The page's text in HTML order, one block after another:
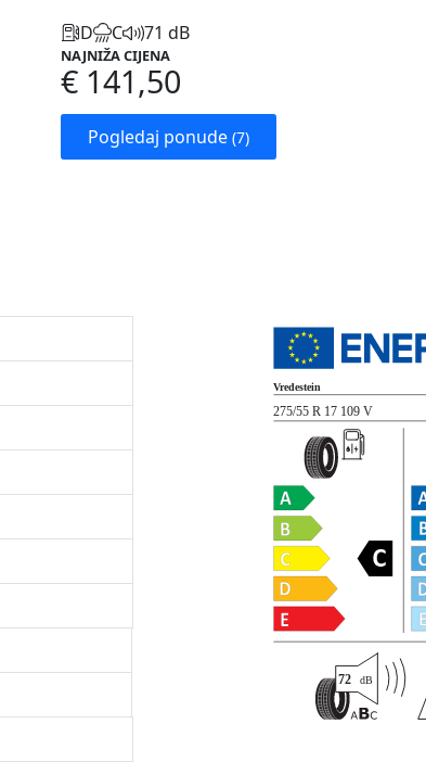
D C 71 dB
NAJNIŽA CIJENA
€ 141,50
Pogledaj ponude (7)